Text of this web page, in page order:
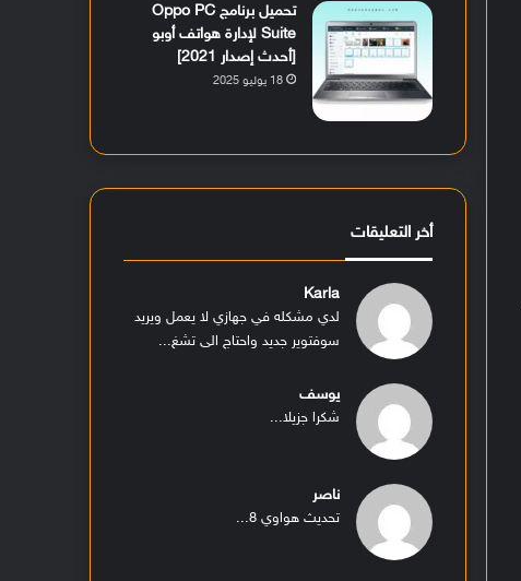
تحميل برنامج Oppo PC
Suite لإدارة هواتف أوبو
[أحدث إصدار 2021]
18 يوليو 2025
أخر التعليقات
Karla
لدي مشكله في جهازي لا يعمل ويريد
سوفتوير جديد واحتاج الى تشغ...
يوسف
شكرا جزيلا...
ناصر
تحديث هواوي 8...